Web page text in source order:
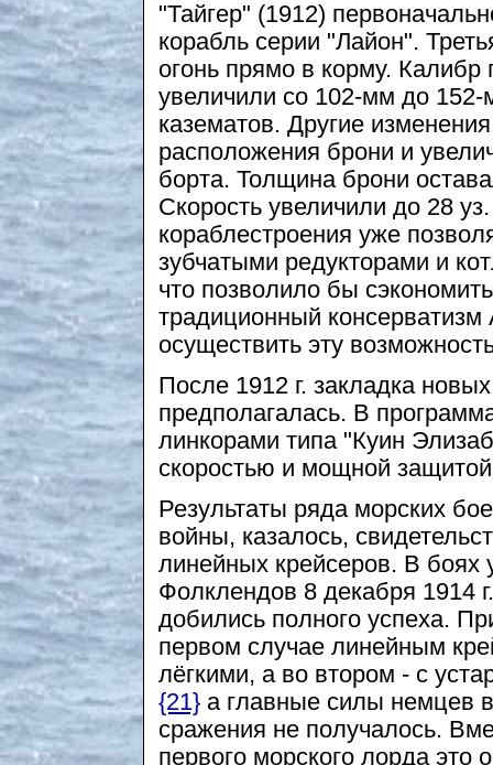
"Тайгер" (1912)
корабль серии "Лайон".
огонь прямо в корму.
увеличили со 102-мм до
казематов. Другие
расположения брони и
борта. Толщина брони
Скорость увеличили до 28
кораблестроения уже
зубчатыми редукторами и
что позволило бы
традиционный
осуществить эту
После 1912 г. закладка
предполагалась. В
линкорами типа "Куин
скоростью и мощной
Результаты ряда морских
войны, казалось,
линейных крейсеров. В боях
Фолклендов 8 декабря 1914
добились полного успеха.
первом случае линейным
лёгкими, а во втором - с
{21} а главные силы немцев
сражения не получалось.
первого морского лорда это